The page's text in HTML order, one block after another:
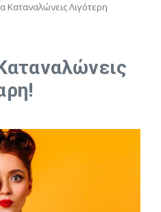
Καταναλώνεις Λιγότερη